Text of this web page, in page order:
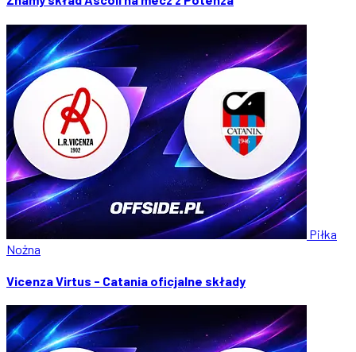
Piłka
Nożna
Vicenza Virtus - Catania oficjalne składy